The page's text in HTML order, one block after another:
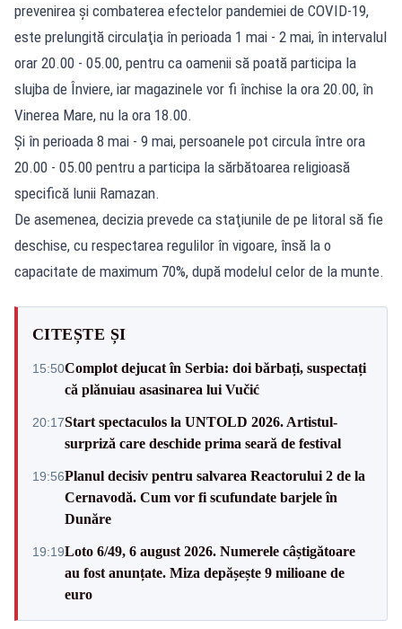
prevenirea şi combaterea efectelor pandemiei de COVID-19,
este prelungită circulaţia în perioada 1 mai - 2 mai, în intervalul
orar 20.00 - 05.00, pentru ca oamenii să poată participa la
slujba de Înviere, iar magazinele vor fi închise la ora 20.00, în
Vinerea Mare, nu la ora 18.00.
Şi în perioada 8 mai - 9 mai, persoanele pot circula între ora
20.00 - 05.00 pentru a participa la sărbătoarea religioasă
specifică lunii Ramazan.
De asemenea, decizia prevede ca staţiunile de pe litoral să fie
deschise, cu respectarea regulilor în vigoare, însă la o
capacitate de maximum 70%, după modelul celor de la munte.
CITEȘTE ȘI
15:50Complot dejucat în Serbia: doi bărbați, suspectați
că plănuiau asasinarea lui Vučić
20:17Start spectaculos la UNTOLD 2026. Artistul-
surpriză care deschide prima seară de festival
19:56Planul decisiv pentru salvarea Reactorului 2 de la
Cernavodă. Cum vor fi scufundate barjele în
Dunăre
19:19Loto 6/49, 6 august 2026. Numerele câștigătoare
au fost anunțate. Miza depășește 9 milioane de
euro